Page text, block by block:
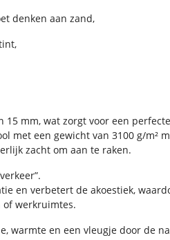
denken aan zand,
mm, wat zorgt voor een
met een gewicht van 3100 g/m²
zacht om aan te raken.
en verbetert de akoestiek,
werkruimtes.
warmte en een vleugje door de